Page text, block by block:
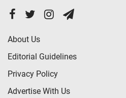
About Us
Editorial Guidelines
Privacy Policy
Advertise With Us